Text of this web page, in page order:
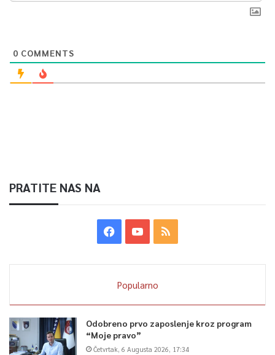
0 COMMENTS
PRATITE NAS NA
Popularno
Odobreno prvo zaposlenje kroz program
“Moje pravo”
Četvrtak, 6 Augusta 2026, 17:34